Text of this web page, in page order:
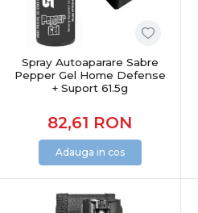
Spray Autoaparare Sabre
Pepper Gel Home Defense
+ Suport 61.5g
82,61 RON
Adauga in cos